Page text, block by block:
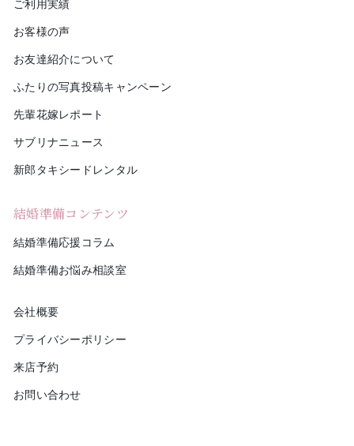
ご利用実績
お客様の声
お友達紹介について
ふたりの写真投稿キャンペーン
先輩花嫁レポート
サブリナニュース
新郎タキシードレンタル
結婚準備コンテンツ
結婚準備応援コラム
結婚準備お悩み相談室
会社概要
プライバシーポリシー
来店予約
お問い合わせ